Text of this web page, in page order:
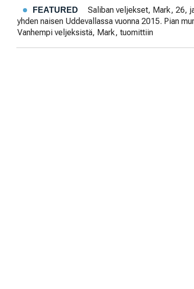
FEATURED
Saliban veljekset, Mark, 26,
yhden naisen Uddevallassa vuonna 2015. Pian
Vanhempi veljeksistä, Mark, tuomittiin